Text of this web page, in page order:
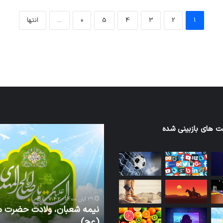
1
2
3
4
5
»
... انتها
ورزش با ساعت هوشمند
توسط ژاکت
عکاسی با طعم
توسط ژاکت
های بازبینی شده
ب.ظ
شعبان،
ولادت
حضرت
مهدی
(عج)
29 آبان 1400 - 7:42 ب.ظ
نیمه شعبان، ولادت